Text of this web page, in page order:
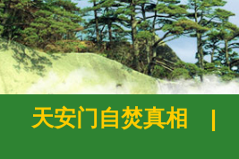
天安门自焚真相 |